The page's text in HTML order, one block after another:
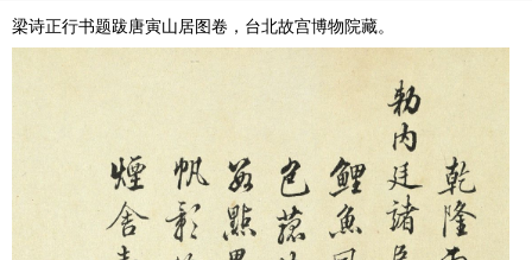
梁诗正行书题跋唐寅山居图卷，台北故宫博物院藏。